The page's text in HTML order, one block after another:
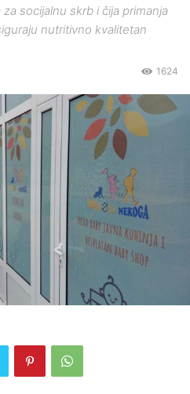
socijalnu skrb i čija primanja
nutritivno kvalitetan
1624